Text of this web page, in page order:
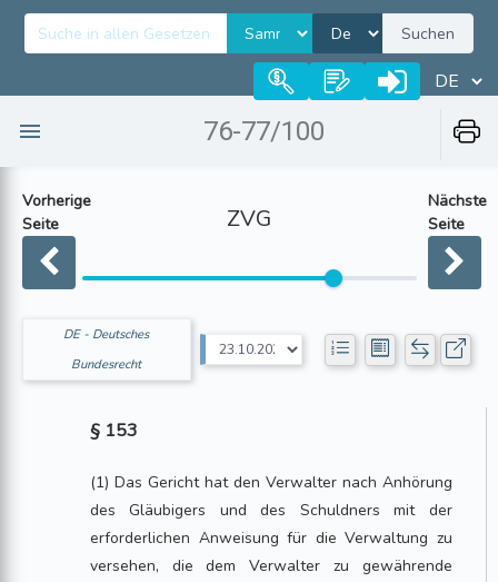
Suchen
76-77/100
Vorherige
Seite
ZVG
Nächste
Seite
DE - Deutsches
Bundesrecht
§ 153
(1) Das Gericht hat den Verwalter nach Anhörung
des Gläubigers und des Schuldners mit der
erforderlichen Anweisung für die Verwaltung zu
versehen, die dem Verwalter zu gewährende